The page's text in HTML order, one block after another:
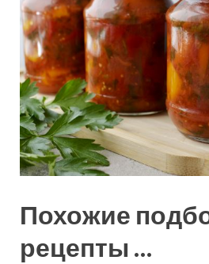
Похожие
рецепты …